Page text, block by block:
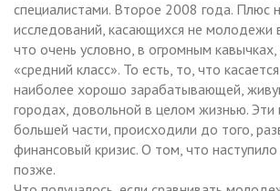
специалистами. Второе 2008 года. Плюс
исследований, касающихся не молодежи
что очень условно, в огромным
«средний класс». То есть, то, что
наиболее хорошо зарабатывающей,
городах, довольной в целом жизнью. Эти
большей части, происходили до того,
финансовый кризис. О том, что
позже.